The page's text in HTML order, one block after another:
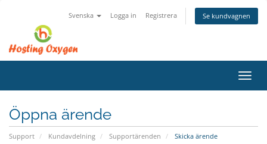
Svenska Logga in Registrera Se kundvagnen
Växla
Öppna ärende
Support Kundavdelning Supportärenden Skicka ärende